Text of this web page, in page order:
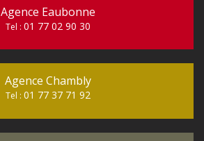
Agence Eaubonne
Tel : 01 77 02 90 30
Agence Chambly
Tel : 01 77 37 71 92